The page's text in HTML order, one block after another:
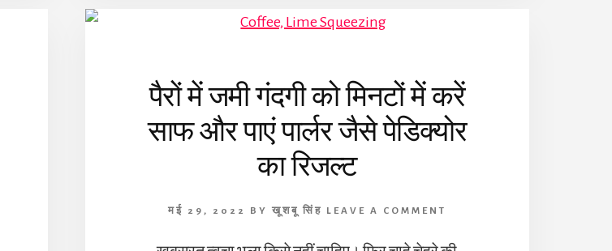
पैरों में जमी गंदगी को मिनटों में करें
साफ और पाएं पार्लर जैसे पेडिक्योर
का रिजल्ट
मई 29, 2022 BY खूशबू सिंह LEAVE A COMMENT